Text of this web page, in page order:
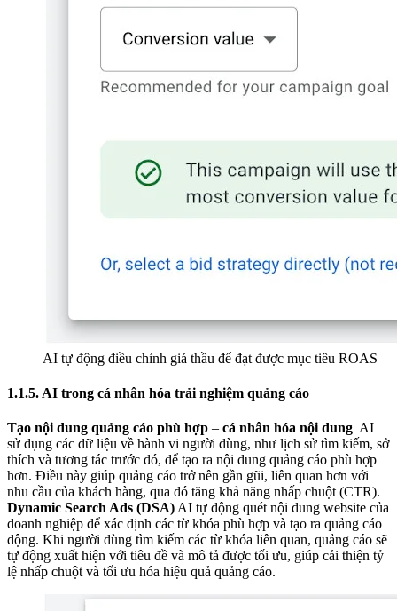
AI tự động điều chỉnh giá thầu để đạt được mục tiêu ROAS
1.1.5. AI trong cá nhân hóa trải nghiệm quảng cáo
Tạo nội dung quảng cáo phù hợp – cá nhân hóa nội dung AI
sử dụng các dữ liệu về hành vi người dùng, như lịch sử tìm kiếm, sở
thích và tương tác trước đó, để tạo ra nội dung quảng cáo phù hợp
hơn. Điều này giúp quảng cáo trở nên gần gũi, liên quan hơn với
nhu cầu của khách hàng, qua đó tăng khả năng nhấp chuột (CTR).
Dynamic Search Ads (DSA) AI tự động quét nội dung website của
doanh nghiệp để xác định các từ khóa phù hợp và tạo ra quảng cáo
động. Khi người dùng tìm kiếm các từ khóa liên quan, quảng cáo sẽ
tự động xuất hiện với tiêu đề và mô tả được tối ưu, giúp cải thiện tỷ
lệ nhấp chuột và tối ưu hóa hiệu quả quảng cáo.